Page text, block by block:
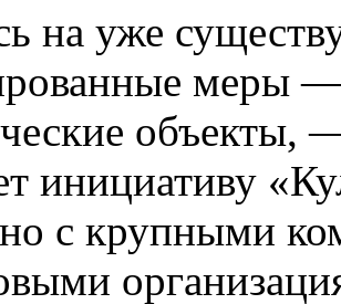
на уже
меры
объекты,
инициативу
с крупными